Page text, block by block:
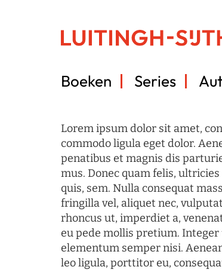
Boeken Series
Lorem ipsum dolor sit amet,
commodo ligula eget dolor.
penatibus et magnis dis
mus. Donec quam felis,
quis, sem. Nulla consequat
fringilla vel, aliquet nec,
rhoncus ut, imperdiet a,
eu pede mollis pretium. Integer
elementum semper nisi.
leo ligula, porttitor eu,